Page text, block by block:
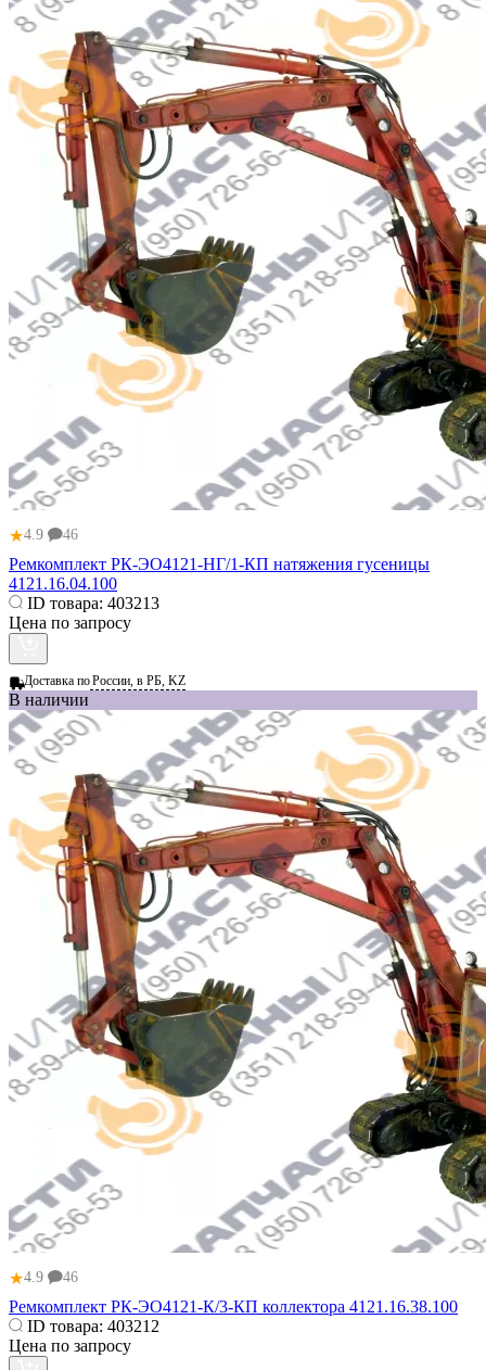
★4.9 46
Ремкомплект РК-ЭО4121-НГ/1-КП натяжения гусеницы
4121.16.04.100
ID товара: 403213
Цена по запросу
Доставка поРоссии, в РБ, KZ
В наличии
★4.9 46
Ремкомплект РК-ЭО4121-К/3-КП коллектора 4121.16.38.100
ID товара: 403212
Цена по запросу